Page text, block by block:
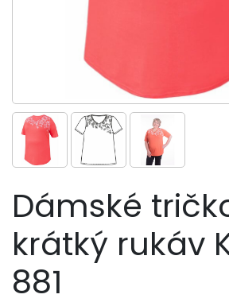
Dámské
krátký rukáv
881